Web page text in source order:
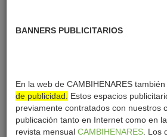
BANNERS PUBLICITARIOS
En la web de CAMBIHENARES
de publicidad.
Estos espacios
previamente contratados con nuestros
publicación tanto en Internet como en
revista mensual CAMBIHENARES .
DESTACADO SALUD